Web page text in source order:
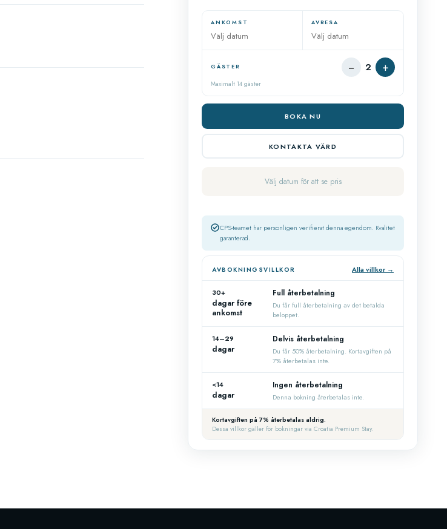
ANKOMST AVRESA
GÄSTER − 2 +
Maximalt 14 gäster
BOKA NU
KONTAKTA VÄRD
Välj datum för att se pris
CPS-teamet har personligen verifierat denna egendom. Kvalitet
garanterad.
AVBOKNINGSVILLKOR Alla villkor →
30+
dagar före
ankomst
Full återbetalning
Du får full återbetalning av det betalda
beloppet.
14–29
dagar
Delvis återbetalning
Du får 50% återbetalning. Kortavgiften på
7% återbetalas inte.
<14
dagar
Ingen återbetalning
Denna bokning återbetalas inte.
Kortavgiften på 7% återbetalas aldrig.
Dessa villkor gäller för bokningar via Croatia Premium Stay.